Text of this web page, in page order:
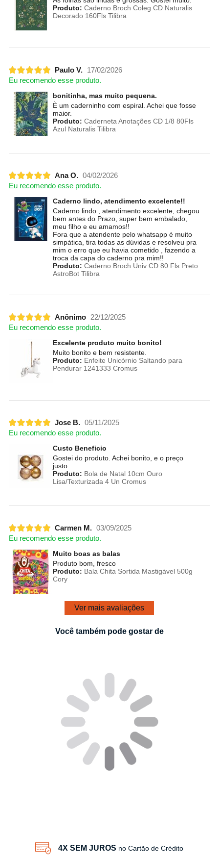
Produto: Caderno Broch Coleg CD Naturalis
Decorado 160Fls Tilibra
Paulo V.
17/02/2026
Eu recomendo esse produto.
bonitinha, mas muito pequena.
È um caderninho com espiral. Achei que fosse
maior.
Produto: Caderneta Anotações CD 1/8 80Fls
Azul Naturalis Tilibra
Ana O. 04/02/2026
Eu recomendo esse produto.
Caderno lindo, atendimento excelente!!
Caderno lindo , atendimento excelente, chegou
bem antes do Prazo, super bem embalado,
meu filho e eu amamos!!
Fora que a atendente pelo whatsapp é muito
simpática, tira todas as dúvidas e resolveu pra
mim o erro que eu havia cometido , fazendo a
troca da capa do caderno pra mim!!
Produto: Caderno Broch Univ CD 80 Fls Preto
AstroBot Tilibra
Anônimo
22/12/2025
Eu recomendo esse produto.
Excelente produto muito bonito!
Muito bonito e bem resistente.
Produto: Enfeite Unicórnio Saltando para
Pendurar 1241333 Cromus
Jose B. 05/11/2025
Eu recomendo esse produto.
Custo Beneficio
Gostei do produto. Achei bonito, e o preço
justo.
Produto: Bola de Natal 10cm Ouro
Lisa/Texturizada 4 Un Cromus
Carmen M. 03/09/2025
Eu recomendo esse produto.
Muito boas as balas
Produto bom, fresco
Produto: Bala Chita Sortida Mastigável 500g
Cory
Ver mais avaliações
Você também pode gostar de
4X SEM JUROS no Cartão de Crédito